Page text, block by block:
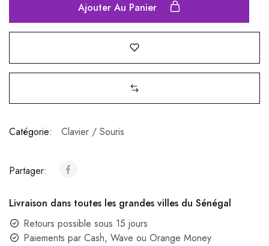
Ajouter Au Panier
Catégorie: Clavier / Souris
Partager:
Livraison dans toutes les grandes villes du Sénégal
Retours possible sous 15 jours
Paiements par Cash, Wave ou Orange Money